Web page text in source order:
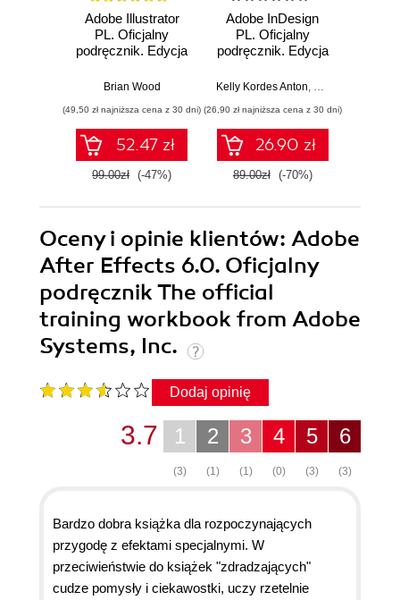
Adobe Illustrator
PL. Oficjalny
podręcznik. Edycja
Brian Wood
(49,50 zł najniższa cena z 30 dni)
52.47 zł
99.00zł (-47%)
Adobe InDesign
PL. Oficjalny
podręcznik. Edycja
Kelly Kordes Anton
(26,90 zł najniższa cena z 30 dni)
26.90 zł
89.00zł (-70%)
Oceny i opinie klientów: Adobe
After Effects 6.0. Oficjalny
podręcznik The official
training workbook from Adobe
Systems, Inc.
Dodaj opinię
6
(3)
5
(3)
4
(0)
3
(1)
2
(1)
1
(3)
3.7
Bardzo dobra książka dla rozpoczynających
przygodę z efektami specjalnymi. W
przeciwieństwie do książek "zdradzających"
cudze pomysły i ciekawostki, uczy rzetelnie